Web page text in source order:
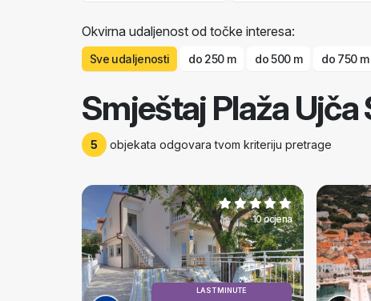
Okvirna udaljenost od točke interesa:
Sve udaljenosti do 250 m do 500 m do 750 m
Smještaj Plaža Ujča
5 objekata odgovara tvom kriteriju pretrage
10 ocjena
LAST MINUTE